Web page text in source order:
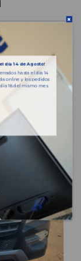
día 14 de Agosto!
hasta el día 14
online y los pedidos
18 del mismo mes.